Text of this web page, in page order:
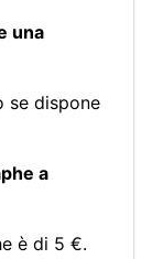
una
se dispone
a
è di 5 €.